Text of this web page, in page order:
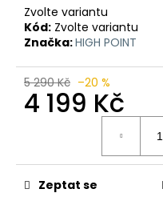
Zvolte variantu
Kód: Zvolte variantu
Značka:HIGH POINT
5 290 Kč –20 %
4 199 Kč
Zeptat se
u
č
e
m